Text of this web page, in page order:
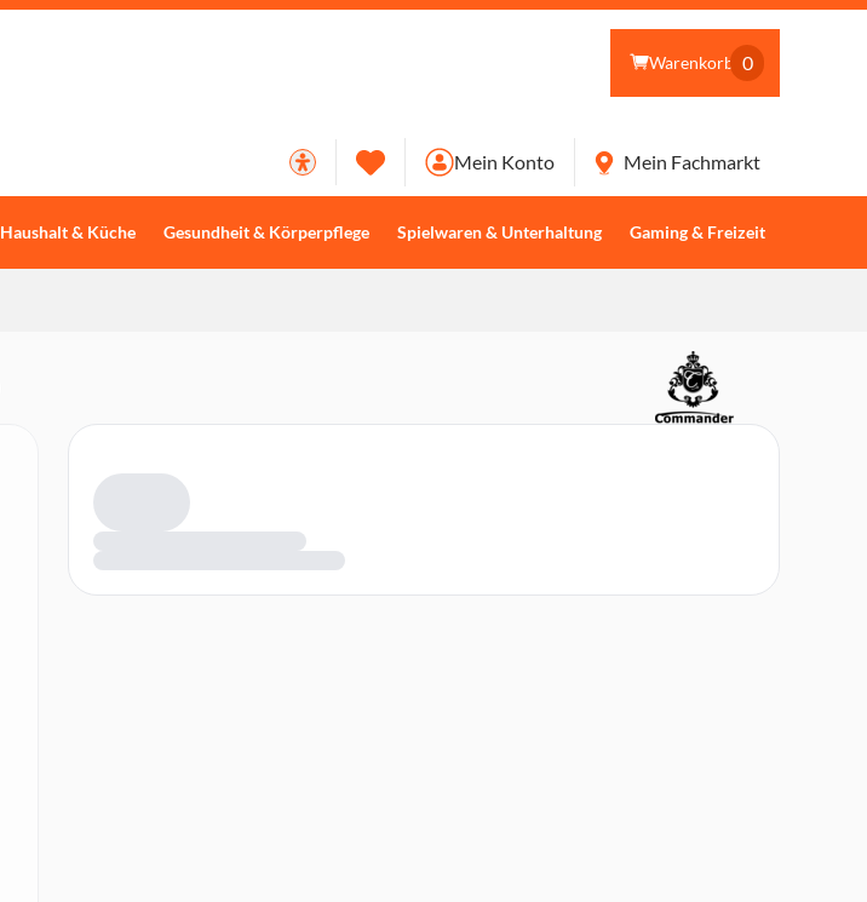
Warenkorb 0
Haushalt & Küche Gesundheit & Körperpflege Spielwaren & Unterhaltung Gaming & Freizeit
Mein Konto Mein Fachmarkt